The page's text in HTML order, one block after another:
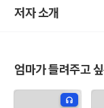
저자 소개
엄마가 들려주고